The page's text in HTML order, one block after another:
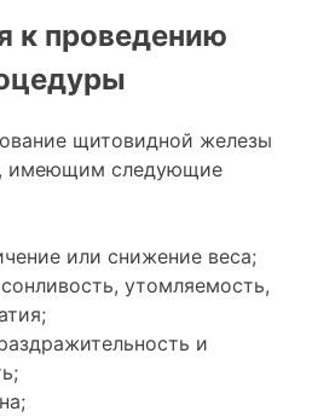
к проведению
щитовидной железы
имеющим следующие
или снижение веса;
утомляемость,
и